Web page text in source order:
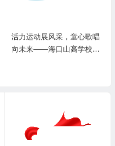
活力运动展风采，童心歌唱
向未来——海口山高学校第